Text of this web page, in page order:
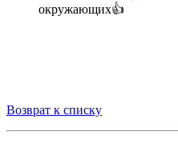
окружающих👍
Возврат к списку